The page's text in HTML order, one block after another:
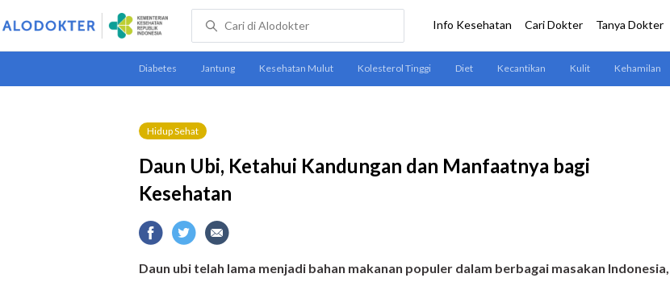
Hidup Sehat
Daun Ubi, Ketahui Kandungan dan Manfaatnya bagi
Kesehatan
Daun ubi telah lama menjadi bahan makanan populer dalam berbagai masakan Indonesia,